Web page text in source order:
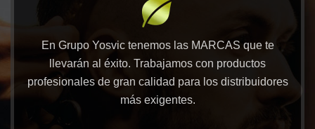
En Grupo Yosvic tenemos las MARCAS que te
llevarán al éxito. Trabajamos con productos
profesionales de gran calidad para los distribuidores
más exigentes.